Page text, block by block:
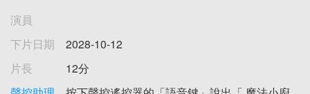
演員
下片日期
2028-10-12
片長
12分